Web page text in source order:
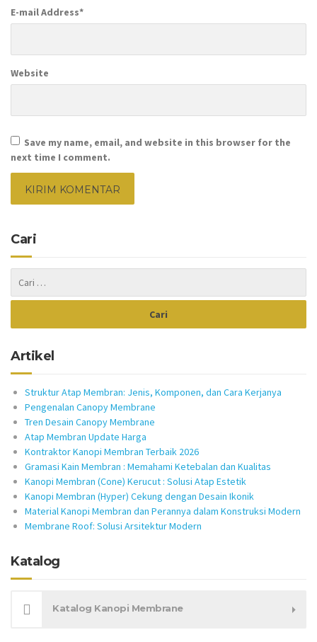
E-mail Address*
Website
Save my name, email, and website in this browser for the
next time I comment.
Cari
Artikel
Struktur Atap Membran: Jenis, Komponen, dan Cara Kerjanya
Pengenalan Canopy Membrane
Tren Desain Canopy Membrane
Atap Membran Update Harga
Kontraktor Kanopi Membran Terbaik 2026
Gramasi Kain Membran : Memahami Ketebalan dan Kualitas
Kanopi Membran (Cone) Kerucut : Solusi Atap Estetik
Kanopi Membran (Hyper) Cekung dengan Desain Ikonik
Material Kanopi Membran dan Perannya dalam Konstruksi Modern
Membrane Roof: Solusi Arsitektur Modern
Katalog
Katalog Kanopi Membrane